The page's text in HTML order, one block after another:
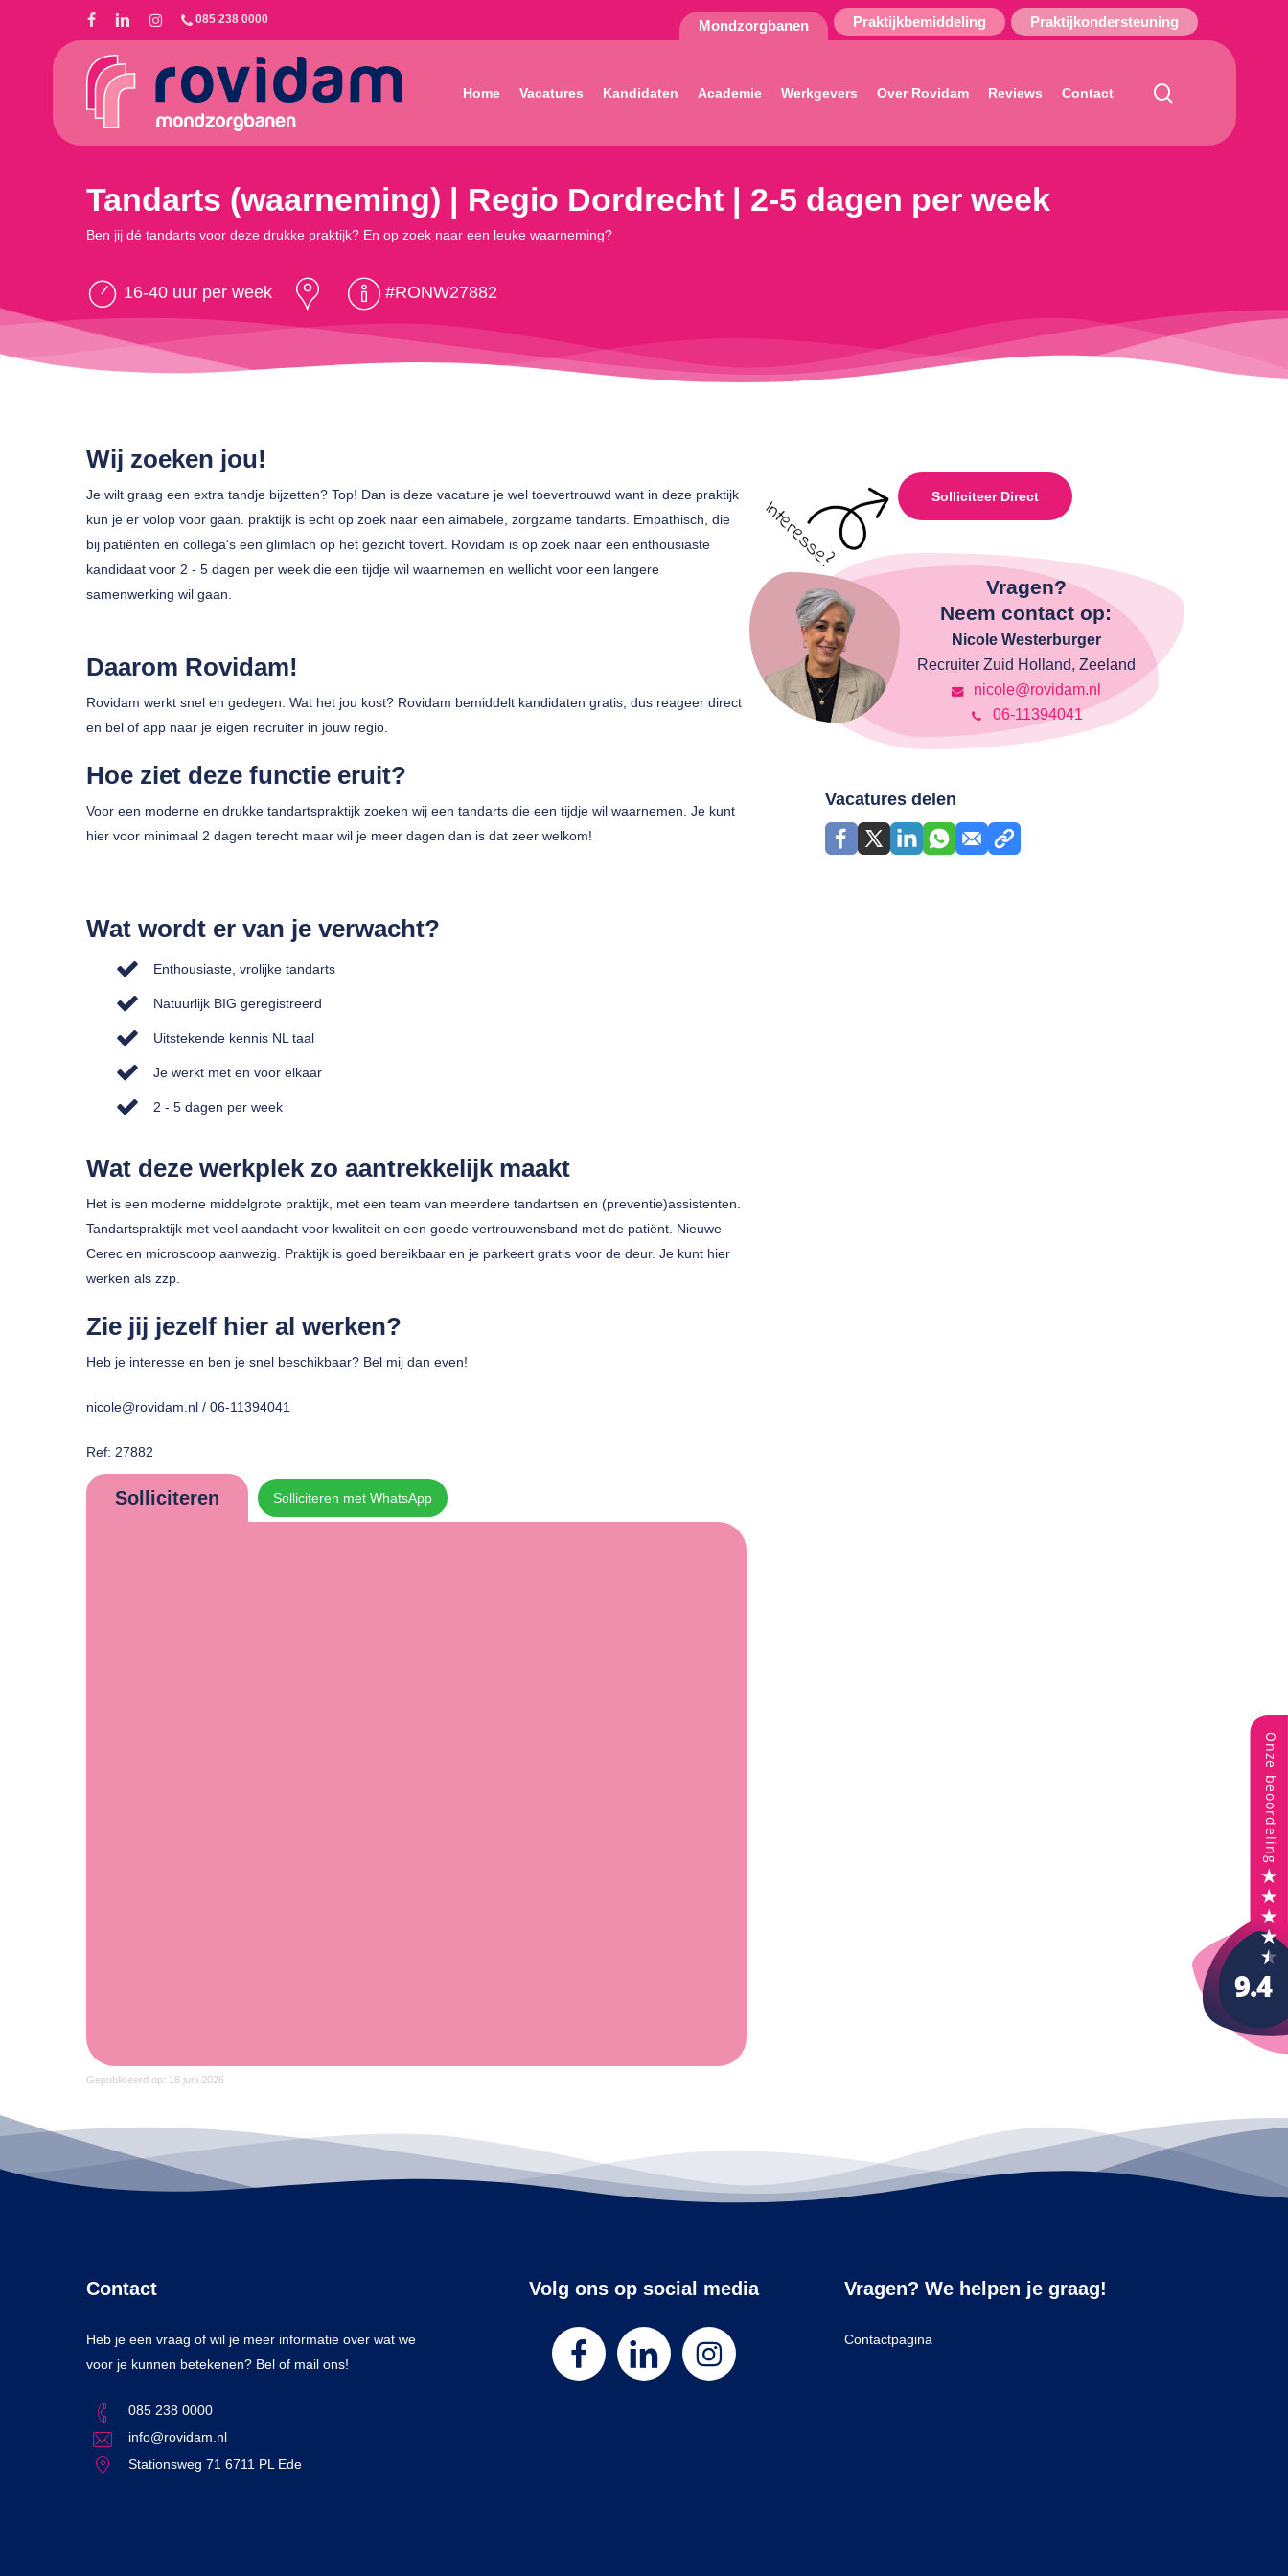
085 238 0000 Mondzorgbanen Praktijkbemiddeling Praktijkondersteuning
Druk op enter om te zoeken of ESC om te sluiten
Home Vacatures Kandidaten Academie Werkgevers Over Rovidam Reviews Contact
Tandarts (waarneming) | Regio Dordrecht | 2-5 dagen per week
Ben jij dé tandarts voor deze drukke praktijk? En op zoek naar een leuke waarneming?
16-40 uur per week #RONW27882
Wij zoeken jou!
Je wilt graag een extra tandje bijzetten? Top! Dan is deze vacature je wel toevertrouwd want in deze praktijk
kun je er volop voor gaan. praktijk is echt op zoek naar een aimabele, zorgzame tandarts. Empathisch, die
bij patiënten en collega's een glimlach op het gezicht tovert. Rovidam is op zoek naar een enthousiaste
kandidaat voor 2 - 5 dagen per week die een tijdje wil waarnemen en wellicht voor een langere
samenwerking wil gaan.
Daarom Rovidam!
Rovidam werkt snel en gedegen. Wat het jou kost? Rovidam bemiddelt kandidaten gratis, dus reageer direct
en bel of app naar je eigen recruiter in jouw regio.
Hoe ziet deze functie eruit?
Voor een moderne en drukke tandartspraktijk zoeken wij een tandarts die een tijdje wil waarnemen. Je kunt
hier voor minimaal 2 dagen terecht maar wil je meer dagen dan is dat zeer welkom!
Wat wordt er van je verwacht?
Enthousiaste, vrolijke tandarts
Natuurlijk BIG geregistreerd
Uitstekende kennis NL taal
Je werkt met en voor elkaar
2 - 5 dagen per week
Wat deze werkplek zo aantrekkelijk maakt
Het is een moderne middelgrote praktijk, met een team van meerdere tandartsen en (preventie)assistenten.
Tandartspraktijk met veel aandacht voor kwaliteit en een goede vertrouwensband met de patiënt. Nieuwe
Cerec en microscoop aanwezig. Praktijk is goed bereikbaar en je parkeert gratis voor de deur. Je kunt hier
werken als zzp.
Zie jij jezelf hier al werken?
Heb je interesse en ben je snel beschikbaar? Bel mij dan even!
nicole@rovidam.nl / 06-11394041
Ref: 27882
Solliciteren Solliciteren met WhatsApp
Gepubliceerd op: 18 juni 2026
Solliciteer Direct
Vragen?
Neem contact op:
Nicole Westerburger
Recruiter Zuid Holland, Zeeland
nicole@rovidam.nl
06-11394041
Vacatures delen
Contact
Heb je een vraag of wil je meer informatie over wat we
voor je kunnen betekenen? Bel of mail ons!
085 238 0000
info@rovidam.nl
Stationsweg 71 6711 PL Ede
Volg ons op social media Vragen? We helpen je graag!
Contactpagina